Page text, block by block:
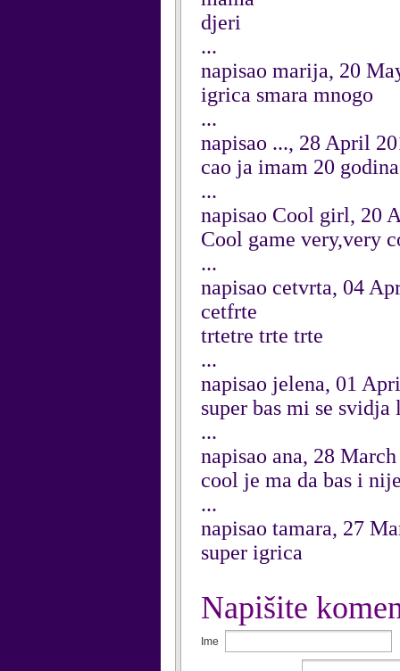
djeri
...
napisao marija, 20
igrica smara mnogo
...
napisao ..., 28 April
cao ja imam 20
...
napisao Cool girl, 20
Cool game very,very
...
napisao cetvrta, 04
cetfrte
trtetre trte trte
...
napisao jelena, 01
super bas mi se
...
napisao ana, 28
cool je ma da bas i
...
napisao tamara, 27
super igrica
Napišite
Ime